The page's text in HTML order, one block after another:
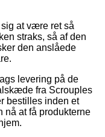
at være ret så
straks, så af den
den anslåede
levering på de
fra Scrouples
bestilles inden et
nå at få produkterne